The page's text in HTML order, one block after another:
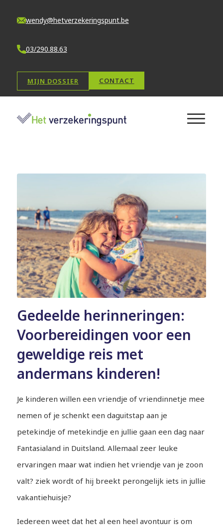
wendy@hetverzekeringspunt.be
03/290.88.63
MIJN DOSSIER CONTACT
Gedeelde herinneringen:
Voorbereidingen voor een
geweldige reis met
andermans kinderen!
Je kinderen willen een vriendje of vriendinnetje mee
nemen of je schenkt een daguitstap aan je
petekindje of metekindje en jullie gaan een dag naar
Fantasialand in Duitsland. Allemaal zeer leuke
ervaringen maar wat indien het vriendje van je zoon
valt? ziek wordt of hij breekt perongelijk iets in jullie
vakantiehuisje?
Iedereen weet dat het al een heel avontuur is om